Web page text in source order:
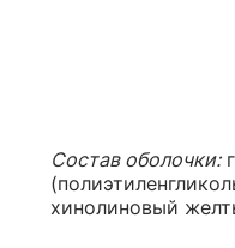
Состав оболочки:
хинолиновый